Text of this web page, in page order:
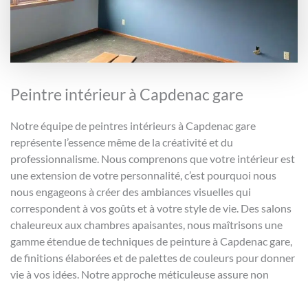
Peintre intérieur à Capdenac gare
Notre équipe de peintres intérieurs à Capdenac gare
représente l’essence même de la créativité et du
professionnalisme. Nous comprenons que votre intérieur est
une extension de votre personnalité, c’est pourquoi nous
nous engageons à créer des ambiances visuelles qui
correspondent à vos goûts et à votre style de vie. Des salons
chaleureux aux chambres apaisantes, nous maîtrisons une
gamme étendue de techniques de peinture à Capdenac gare,
de finitions élaborées et de palettes de couleurs pour donner
vie à vos idées. Notre approche méticuleuse assure non